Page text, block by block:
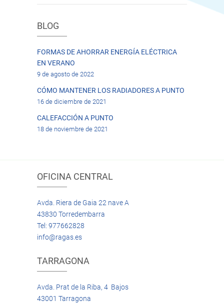
BLOG
FORMAS DE AHORRAR ENERGÍA ELÉCTRICA
EN VERANO
9 de agosto de 2022
CÓMO MANTENER LOS RADIADORES A PUNTO
16 de diciembre de 2021
CALEFACCIÓN A PUNTO
18 de noviembre de 2021
OFICINA CENTRAL
Avda. Riera de Gaia 22 nave A
43830 Torredembarra
Tel: 977662828
info@ragas.es
TARRAGONA
Avda. Prat de la Riba, 4 Bajos
43001 Tarragona